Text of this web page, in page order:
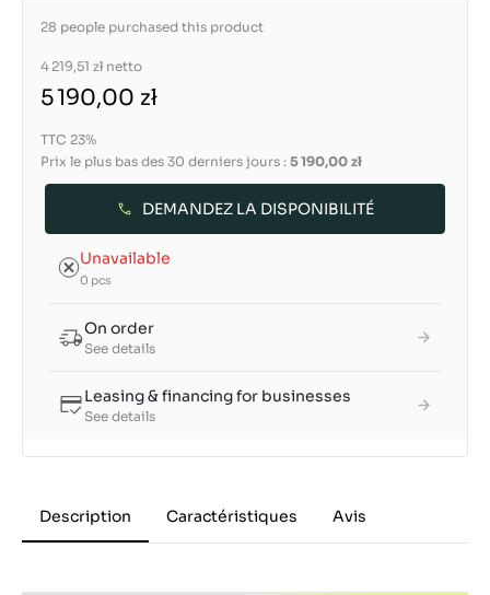
28 people purchased this product
4 219,51 zł netto
5 190,00 zł
TTC 23%
Prix le plus bas des 30 derniers jours : 5 190,00 zł
DEMANDEZ LA DISPONIBILITÉ
Unavailable
0 pcs
On order
See details
Leasing & financing for businesses
See details
Description Caractéristiques Avis